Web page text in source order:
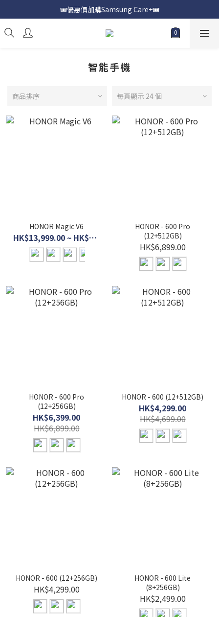
📍購買Samsung Galaxy S25📍
🎟️優惠價加購Samsung Care+🎟️
📍購買Samsung Galaxy S25📍
智能手機
商品排序 每頁顯示 24 個
HONOR Magic V6
HK$13,999.00 ~ HK$15,999.00
HONOR - 600 Pro
(12+512GB)
HK$6,899.00
HONOR - 600 Pro
(12+256GB)
HK$6,399.00
HK$6,899.00
HONOR - 600 (12+512GB)
HK$4,299.00
HK$4,699.00
HONOR - 600 (12+256GB)
HK$4,299.00
HONOR - 600 Lite
(8+256GB)
HK$2,499.00